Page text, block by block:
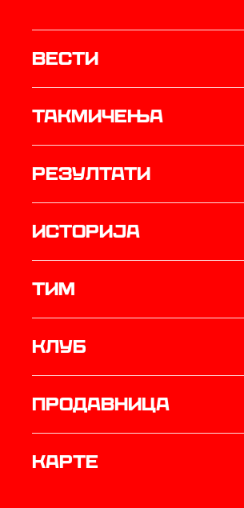
Вести
Такмичења
резултати
историја
ТИМ
Клуб
продавница
Карте